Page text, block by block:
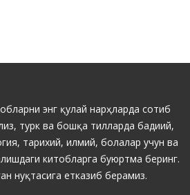
энг қулай нарҳларда сотиб
турк ва бошқа тилларда бадиий,
тарихий, илмий, болалар учун ва
китобларга буюртма беринг.
нуқтасига етказиб берамиз.